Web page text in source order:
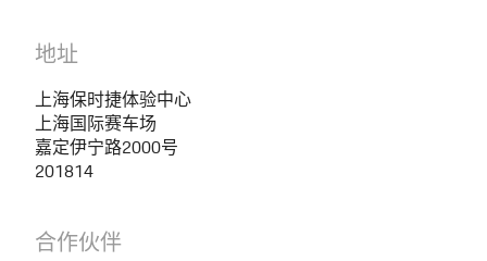
地址
上海保时捷体验中心
上海国际赛车场
嘉定伊宁路2000号
201814
合作伙伴